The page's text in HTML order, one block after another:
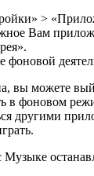
>
Вам
фоновой
вы можете
в фоновом
другими